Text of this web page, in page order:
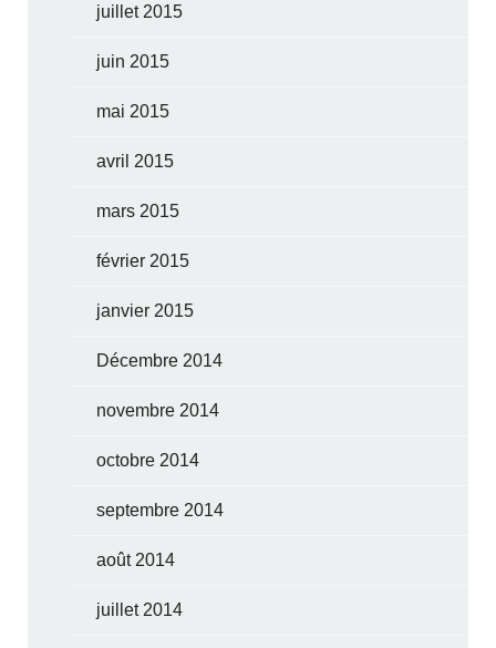
juillet 2015
juin 2015
mai 2015
avril 2015
mars 2015
février 2015
janvier 2015
Décembre 2014
novembre 2014
octobre 2014
septembre 2014
août 2014
juillet 2014